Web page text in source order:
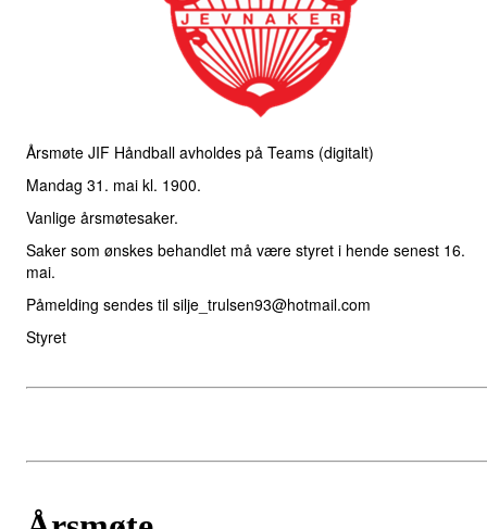
Årsmøte JIF Håndball avholdes på Teams (digitalt)
Mandag 31. mai kl. 1900.
Vanlige årsmøtesaker.
Saker som ønskes behandlet må være styret i hende senest 16.
mai.
Påmelding sendes til silje_trulsen93@hotmail.com
Styret